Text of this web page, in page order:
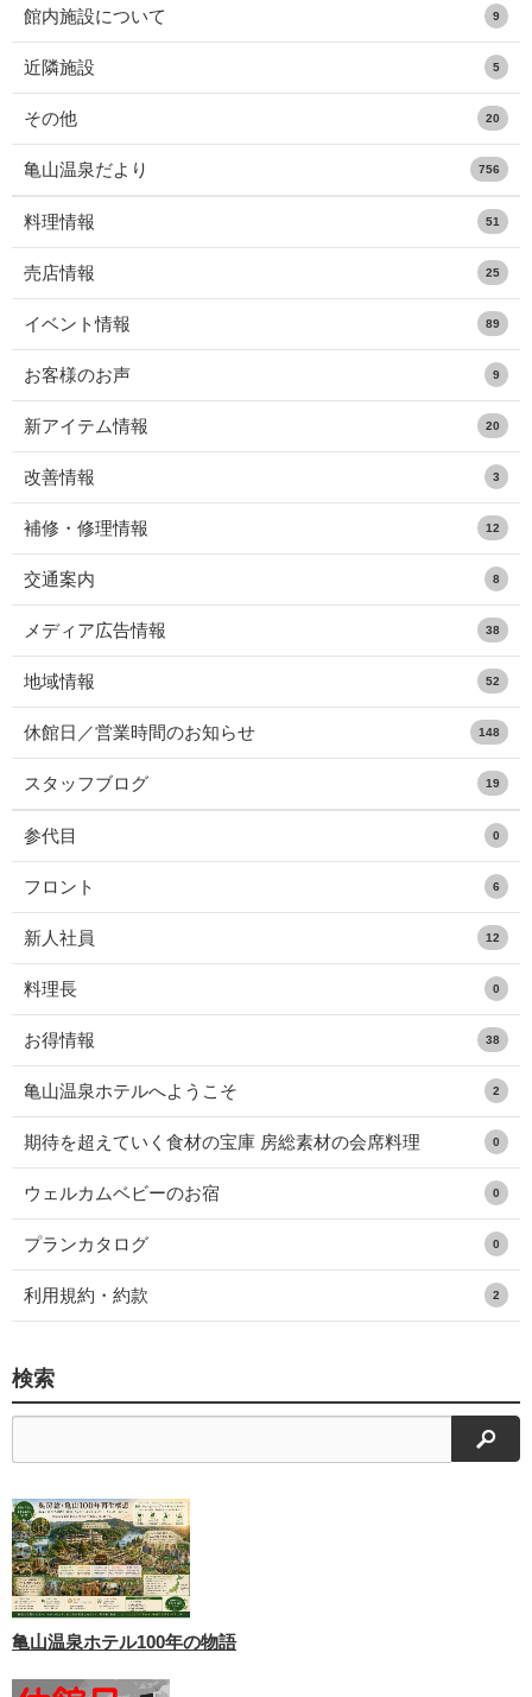
館内施設について 9
近隣施設 5
その他 20
亀山温泉だより 756
料理情報 51
売店情報 25
イベント情報 89
お客様のお声 9
新アイテム情報 20
改善情報 3
補修・修理情報 12
交通案内 8
メディア広告情報 38
地域情報 52
休館日／営業時間のお知らせ 148
スタッフブログ 19
参代目 0
フロント 6
新人社員 12
料理長 0
お得情報 38
亀山温泉ホテルへようこそ 2
期待を超えていく食材の宝庫 房総素材の会席料理 0
ウェルカムベビーのお宿 0
プランカタログ 0
利用規約・約款 2
検索
検索
亀山温泉ホテル100年の物語